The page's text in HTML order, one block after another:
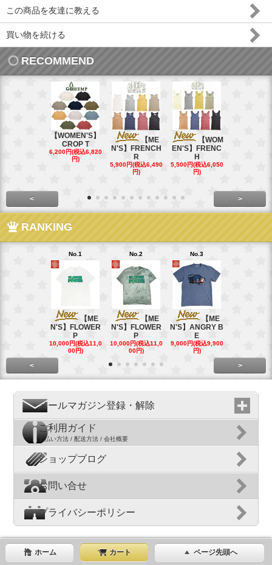
この商品を友達に教える
買い物を続ける
RECOMMEND
【WOMEN'S】
CROP T
6,200円(税込6,820
円)
【ME
N'S】FRENCH
R
5,900円(税込6,490
円)
【WOM
EN'S】FRENC
H
5,500円(税込6,050
円)
< >
RANKING
No.1
【ME
N'S】FLOWER
P
10,000円(税込11,0
00円)
No.2
【ME
N'S】FLOWER
P
10,000円(税込11,0
00円)
No.3
【ME
N'S】ANGRY B
E
9,000円(税込9,900
円)
< >
メールマガジン登録・解除
ご利用ガイド
支払い方法 / 配送方法 / 会社概要
ショップブログ
お問い合せ
プライバシーポリシー
ホーム カート ページ先頭へ